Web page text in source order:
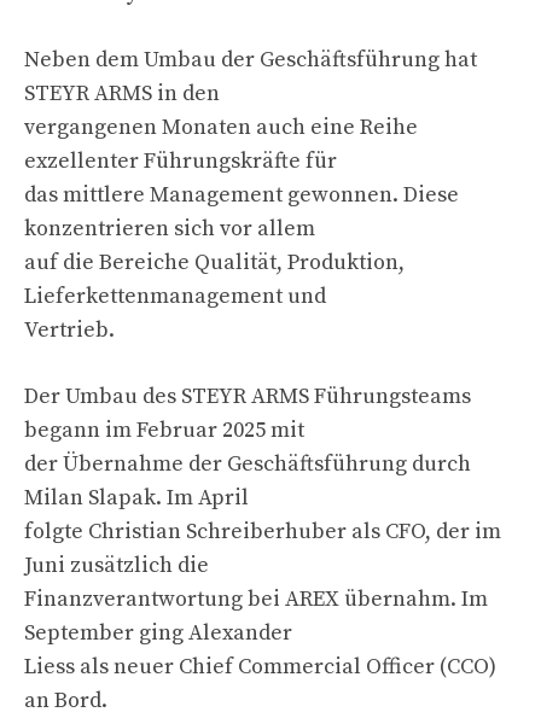
Neben dem Umbau der Geschäftsführung hat
STEYR ARMS in den
vergangenen Monaten auch eine Reihe
exzellenter Führungskräfte für
das mittlere Management gewonnen. Diese
konzentrieren sich vor allem
auf die Bereiche Qualität, Produktion,
Lieferkettenmanagement und
Vertrieb.
Der Umbau des STEYR ARMS Führungsteams
begann im Februar 2025 mit
der Übernahme der Geschäftsführung durch
Milan Slapak. Im April
folgte Christian Schreiberhuber als CFO, der im
Juni zusätzlich die
Finanzverantwortung bei AREX übernahm. Im
September ging Alexander
Liess als neuer Chief Commercial Officer (CCO)
an Bord.